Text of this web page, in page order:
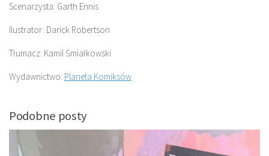
Scenarzysta: Garth Ennis
Ilustrator: Darick Robertson
Tłumacz: Kamil Śmiałkowski
Wydawnictwo: Planeta Komiksów
Podobne posty